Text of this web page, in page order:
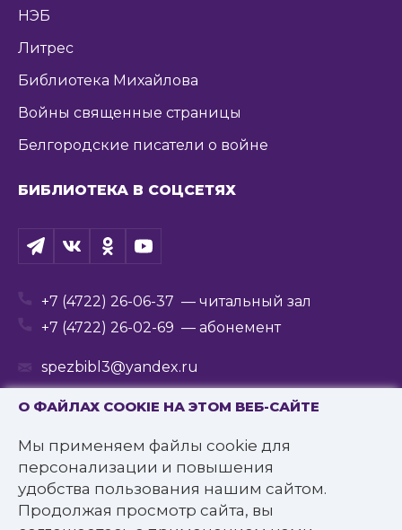
О ФАЙЛАХ COOKIE НА ЭТОМ ВЕБ-САЙТЕ
Мы применяем файлы cookie для
персонализации и повышения
удобства пользования нашим сайтом.
Продолжая просмотр сайта, вы
НЭБ
Литрес
Библиотека Михайлова
Войны священные страницы
Белгородские писатели о войне
БИБЛИОТЕКА В СОЦСЕТЯХ
+7 (4722) 26-06-37 — читальный зал
+7 (4722) 26-02-69 — абонемент
spezbibl3@yandex.ru
© 2016—2022 Государственное бюджетное
учреждение культуры
«Белгородская государственная специальная
библиотека для слепых им. В.Я. Ерошенко».